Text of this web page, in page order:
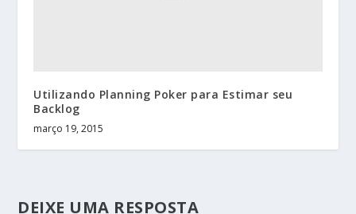
Utilizando Planning Poker para Estimar seu
Backlog
março 19, 2015
DEIXE UMA RESPOSTA